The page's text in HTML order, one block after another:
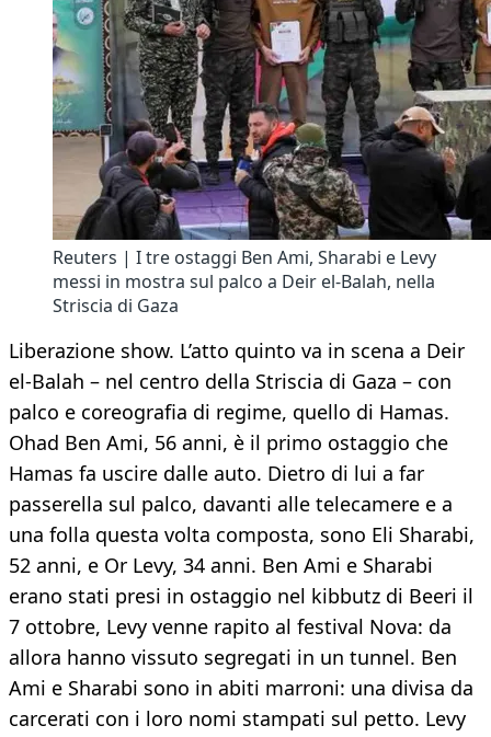
Reuters | I tre ostaggi Ben Ami, Sharabi e Levy
messi in mostra sul palco a Deir el-Balah, nella
Striscia di Gaza
Liberazione show. L’atto quinto va in scena a Deir
el-Balah – nel centro della Striscia di Gaza – con
palco e coreografia di regime, quello di Hamas.
Ohad Ben Ami, 56 anni, è il primo ostaggio che
Hamas fa uscire dalle auto. Dietro di lui a far
passerella sul palco, davanti alle telecamere e a
una folla questa volta composta, sono Eli Sharabi,
52 anni, e Or Levy, 34 anni. Ben Ami e Sharabi
erano stati presi in ostaggio nel kibbutz di Beeri il
7 ottobre, Levy venne rapito al festival Nova: da
allora hanno vissuto segregati in un tunnel. Ben
Ami e Sharabi sono in abiti marroni: una divisa da
carcerati con i loro nomi stampati sul petto. Levy